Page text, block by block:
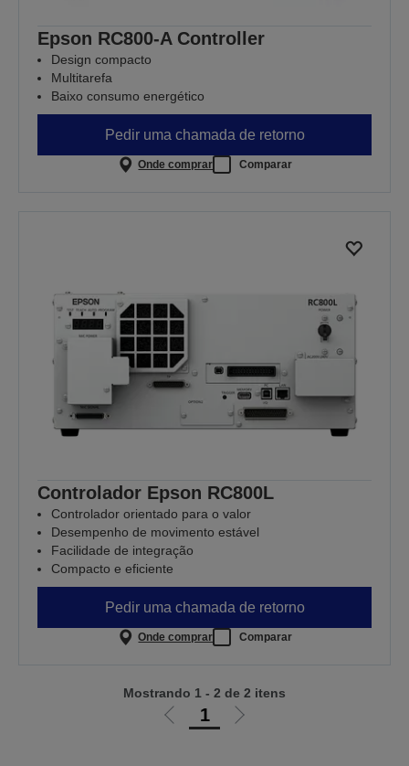
Epson RC800-A Controller
Design compacto
Multitarefa
Baixo consumo energético
Pedir uma chamada de retorno
Onde comprar Comparar
Controlador Epson RC800L
Controlador orientado para o valor
Desempenho de movimento estável
Facilidade de integração
Compacto e eficiente
Pedir uma chamada de retorno
Onde comprar Comparar
Ir
1
Ir
Mostrando 1 - 2 de 2 itens